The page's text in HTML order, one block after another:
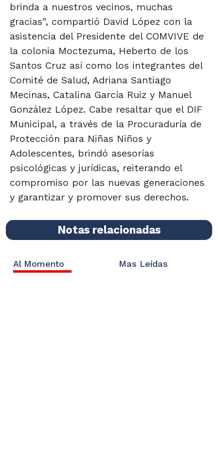
brinda a nuestros vecinos, muchas
gracias", compartió David López con la
asistencia del Presidente del COMVIVE de
la colonia Moctezuma, Heberto de los
Santos Cruz así como los integrantes del
Comité de Salud, Adriana Santiago
Mecinas, Catalina García Ruiz y Manuel
González López. Cabe resaltar que el DIF
Municipal, a través de la Procuraduría de
Protección para Niñas Niños y
Adolescentes, brindó asesorías
psicológicas y jurídicas, reiterando el
compromiso por las nuevas generaciones
y garantizar y promover sus derechos.
Notas relacionadas
Al Momento Mas Leídas